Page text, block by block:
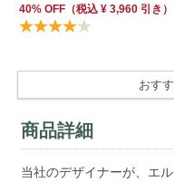
40% OFF（税込 ¥ 3,960引き）
おす
商品詳細
当社のデザイナーが、エ